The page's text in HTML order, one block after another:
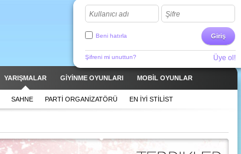
Kullanıcı adı Şifre
Giriş
Beni hatırla
Şifreni mi unuttun? Üye ol!
YARIŞMALAR GİYİNME OYUNLARI MOBIL OYUNLAR
SAHNE PARTI ORGANIZATÖRÜ EN IYI STILIST